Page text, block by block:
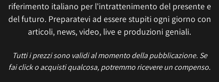
riferimento italiano per l'intrattenimento del presente e
del futuro. Preparatevi ad essere stupiti ogni giorno con
articoli, news, video, live e produzioni geniali.
Tutti i prezzi sono validi al momento della pubblicazione. Se
fai click o acquisti qualcosa, potremmo ricevere un compenso.